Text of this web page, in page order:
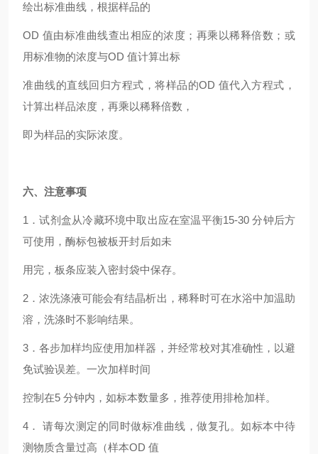
绘出标准曲线，根据样品的
OD 值由标准曲线查出相应的浓度；再乘以稀释倍数；或
用标准物的浓度与OD 值计算出标
准曲线的直线回归方程式，将样品的OD 值代入方程式，
计算出样品浓度，再乘以稀释倍数，
即为样品的实际浓度。
六、注意事项
1 ．试剂盒从冷藏环境中取出应在室温平衡15-30 分钟后方
可使用，酶标包被板开封后如未
用完，板条应装入密封袋中保存。
2 ．浓洗涤液可能会有结晶析出，稀释时可在水浴中加温助
溶，洗涤时不影响结果。
3 ．各步加样均应使用加样器，并经常校对其准确性，以避
免试验误差。一次加样时间
控制在5 分钟内，如标本数量多，推荐使用排枪加样。
4 ． 请每次测定的同时做标准曲线，做复孔。如标本中待
测物质含量过高（样本OD 值